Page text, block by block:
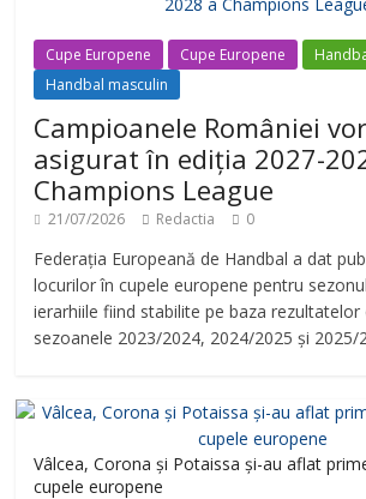
Cupe Europene Cupe Europene
Handbal masculin
Campioanele României
asigurat în ediția 2027-
Champions League
21/07/2026 Redactia 0
Federația Europeană de Handbal a dat
locurilor în cupele europene pentru
ierarhiile fiind stabilite pe baza
sezoanele 2023/2024, 2024/2025 și 2025/
Vâlcea, Corona și Potaissa și-au aflat
cupele europene